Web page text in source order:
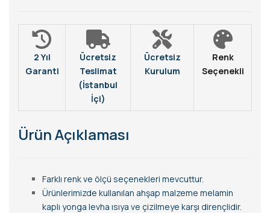
2 Yıl
Garanti
Ücretsiz
Teslimat
(İstanbul
İçi)
Ücretsiz
Kurulum
Renk
Seçenekli
Ürün Açıklaması
Farklı renk ve ölçü seçenekleri mevcuttur.
Ürünlerimizde kullanılan ahşap malzeme melamin
kaplı yonga levha ısıya ve çizilmeye karşı dirençlidir.